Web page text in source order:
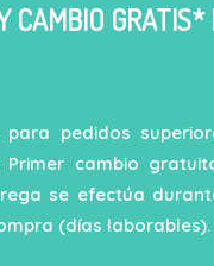
CAMBIO GRATIS*
para pedidos
Primer cambio
se efectúa
(días laborables).